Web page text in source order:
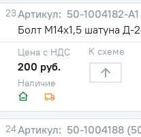
23
50-1004182-
Болт М14х1,5 шатуна Д-
Наличие
Цена с НДС
200 руб.
К схеме
24
50-1004188